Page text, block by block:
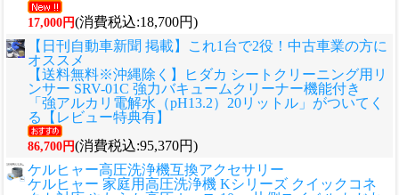
17,000円(消費税込:18,700円)
【日刊自動車新聞 掲載】これ1台で2役！中古車業の方に
オススメ
【送料無料※沖縄除く】ヒダカ シートクリーニング用リ
ンサー SRV-01C 強力バキュームクリーナー機能付き
「強アルカリ電解水（pH13.2）20リットル」がついてく
る【レビュー特典有】
86,700円(消費税込:95,370円)
ケルヒャー高圧洗浄機互換アクセサリー
ケルヒャー 家庭用高圧洗浄機 Kシリーズ クイックコネ